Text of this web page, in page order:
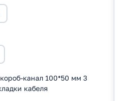
канал 100*50 мм 3
кабеля